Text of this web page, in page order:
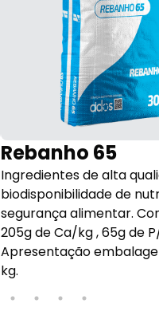
Rebanho 65
Ingredientes de alta
biodisponibilidade de
segurança alimentar.
205g de Ca/kg , 65g de
Apresentação
kg.